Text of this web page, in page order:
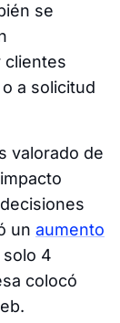
se
clientes
a solicitud
valorado de
un aumento
solo 4
colocó